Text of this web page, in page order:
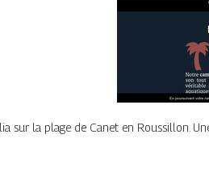
sur la plage de Canet en Roussillon.